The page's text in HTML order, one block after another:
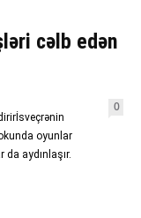
cəlb edən
0
oyunlar
da aydınlaşır.